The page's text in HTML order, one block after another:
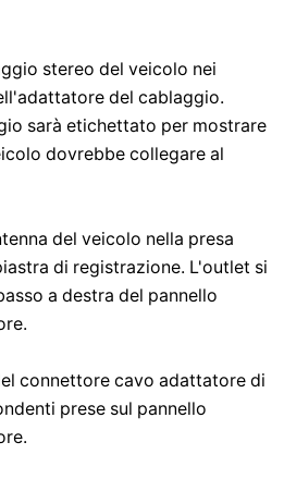
stereo del veicolo nei
del cablaggio.
sarà etichettato per mostrare
dovrebbe collegare al
del veicolo nella presa
di registrazione. L'outlet si
a destra del pannello
connettore cavo adattatore di
prese sul pannello